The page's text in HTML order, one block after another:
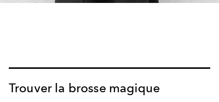
Trouver la brosse magique